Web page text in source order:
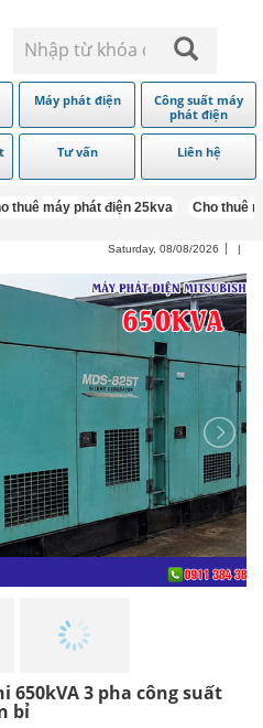
Máy phát điện
Công suất máy
phát điện
Tư vấn Liên hệ
thuê máy phát điện 25kva Cho thuê
Saturday, 08/08/2026 |
3 pha công suất
bỉ